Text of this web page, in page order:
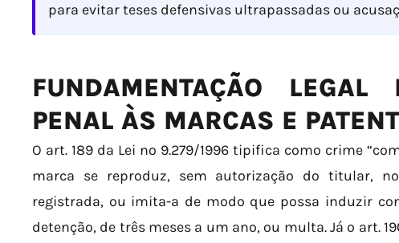
para evitar teses defensivas ultrapassadas ou
FUNDAMENTAÇÃO LEGAL
PENAL ÀS MARCAS E
O art. 189 da Lei nº 9.279/1996 tipifica como crime
marca se reproduz, sem autorização do titular,
registrada, ou imita-a de modo que possa induzir
detenção, de três meses a um ano, ou multa. Já o art.